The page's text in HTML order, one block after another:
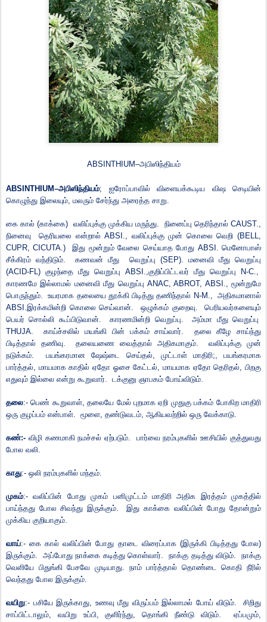
ABSINTHIUM–அபிஸிந்தியம்
ABSINTHIUM–அபிஸிந்தியம்; ஐரோப்பாவில் விளையக்கூடிய விஷ செடியின்
கொழுந்து இலையும் மலரும் சேர்ந்து அரைத்த சாறு.
கை கால் (காக்கை) வலிப்புக்கு முக்கிய மருந்து. நினைப்பு தெரிந்தால்CAUST.,
நினைவு
தெரியலை என்றால்ABSI., வலிப்புக்கு முன் கொலை வெறி(BELL,
CUPR, CICUTA.)இது மூன்றும் வேலை செய்யாத போது ABSI.மெனோபாஸ்
சீக்கிரம் வந்திடும்.
கணவன் மீது வெறுப்பு (SEP). மனைவி மீது வெறுப்பு
(ACID-FL) குழந்தை மீது வெறுப்பு ABSI., குறிப்பிட்டவர் மீது வெறுப்பு N-C.,
காரணமே இல்லாமல் மனைவி மீது வெறுப்பு ANAC, ABROT, ABSI., மூன்றுமே
பொருந்தும்.
உயரமாக தலையை தூக்கி பிடித்து தணிந்தால் N-M.,அதிகமானால்
ABSI. இரக்கமின்றி கொலை செய்வான். ஒழுக்கம் குறைவு.
பெரியவர்களையும்
பெயர் சொல்லி கூப்பிடுவான்.
காரணமின்றி வெறுப்பு.
அம்மா மீது வெறுப்பு
THUJA.காய்ச்சலில் மயங்கி பின் பக்கம் சாய்வார்.
தலை கீழே சாய்ந்து
பிடித்தால் தணிவு.
தலையணை வைத்தால் அதிகமாகும்.
வலிப்புக்கு முன்
நடுக்கம்.
பயங்கரமான ஷேஷ்டை செய்தல் முட்டாள் மாதிரி;,பயங்கரமாக
பார்த்தல்
மாயமாக காதில் ஏதோ ஓசை கேட்டல் ,மாயமாக ஏதோ தெரிதல் ,பிறகு
எதுவும் இல்லை என்று கூறுவார்.
டக்குனு ஞாபகம் போய்விடும்.
தலை:- பெண் கூறுவாள்,தலையே மேல் புறமாக ஏறி முதுகு பக்கம் போகிற மாதிரி
ஒரு குழப்பம் என்பாள்.
மூளை தண்டுவடம் ஆகியவற்றில் ஒரு வேக்காடு.
கண்:- விழி கணமாகி நமச்சல் ஏற்படும்.
பார்வை நரம்புகளில் ஊசியில் குத்துவது
போல வலி.
காது:- ஒலி நரம்புகளில் மந்தம்.
முகம்:- வலிப்பின் போது முகம் பனிமுட்டம் மாதிரி அதிக இரத்தம் முகத்தில்
பாய்ந்தது போல சிவந்து இருக்கும்.
இது காக்கை வலிப்பின் போது தோன்றும்
முக்கிய குறியாகும்.
வாய்:- கை கால் வலிப்பின் போது தாடை விரைப்பாக (இருக்கி பிடித்தது போல)
இருக்கும்.
அப்போது நாக்கை கடித்து கொள்வார். நாக்கு தடித்து விடும்.
நாக்கு
வெளியே பிதுங்கி பேசவே முடியாது. நாம் பார்த்தால் தொண்டை கொதி நீரில்
வெந்தது போல இருக்கும்.
வயிறு:- பசியே இருக்காது உணவு மீது விருப்பம் இல்லாமல் போய் விடும்.
சிறிது
சாப்பிட்டாலும்
வயிறு உப்பி ,குளிர்ந்து தொங்கி நீண்டு விடும். ஏப்பமும்